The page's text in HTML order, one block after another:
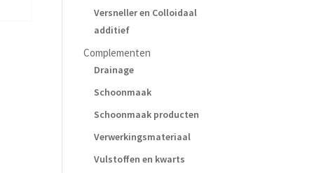
Versneller en Colloidaal
additief
Complementen
Drainage
Schoonmaak
Schoonmaak producten
Verwerkingsmateriaal
Vulstoffen en kwarts